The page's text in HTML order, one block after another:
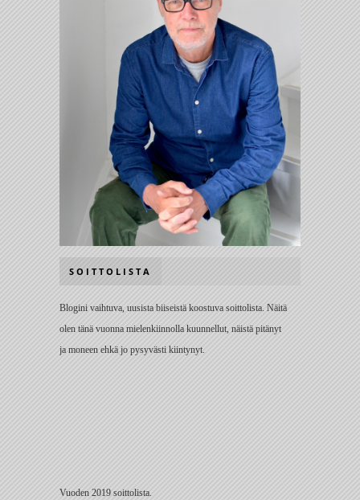
SOITTOLISTA
Blogini vaihtuva, uusista biiseistä koostuva soittolista. Näitä
olen tänä vuonna mielenkiinnolla kuunnellut, näistä pitänyt
ja moneen ehkä jo pysyvästi kiintynyt.
Vuoden 2019 soittolista.